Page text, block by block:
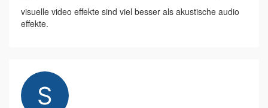
visuelle video effekte sind viel besser als akustische audio
effekte.